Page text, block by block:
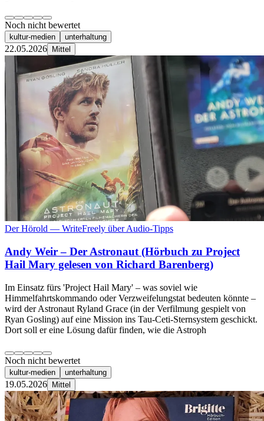
Noch nicht bewertet
kultur-medien unterhaltung
22.05.2026 Mittel
Der Hörold — WriteFreely über Audio-Tipps
Andy Weir – Der Astronaut (Hörbuch zu Project
Hail Mary gelesen von Richard Barenberg)
Im Einsatz fürs 'Project Hail Mary' – was soviel wie
Himmelfahrtskommando oder Verzweifelungstat bedeuten könnte –
wird der Astronaut Ryland Grace (in der Verfilmung gespielt von
Ryan Gosling) auf eine Mission ins Tau-Ceti-Sternsystem geschickt.
Dort soll er eine Lösung dafür finden, wie die Astroph
Noch nicht bewertet
kultur-medien unterhaltung
19.05.2026 Mittel